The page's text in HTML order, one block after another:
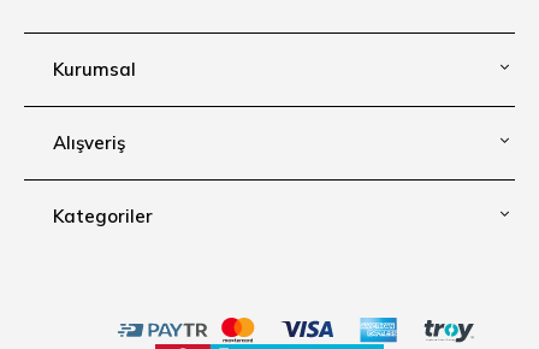
Kurumsal
Alışveriş
Kategoriler